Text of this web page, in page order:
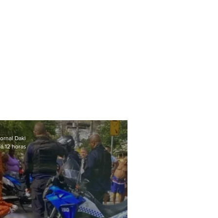
Daki
12 horas